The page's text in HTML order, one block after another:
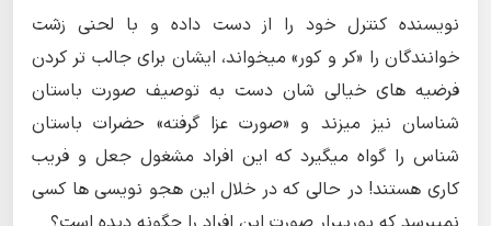
نویسنده کنترل خود را از دست داده و با لحنی زشت
خوانندگان را «کر و کور» میخواند، ایشان برای جالب تر کردن
فرضیه های خیالی شان دست به توصیف صورت باستان
شناسان نیز میزند و «صورت عزا گرفته» حضرات باستان
شناس را گواه میگیرد که این افراد مشغول جعل و فریب
کاری هستند! در حالی که در خلال این هجو نویسی ها کسی